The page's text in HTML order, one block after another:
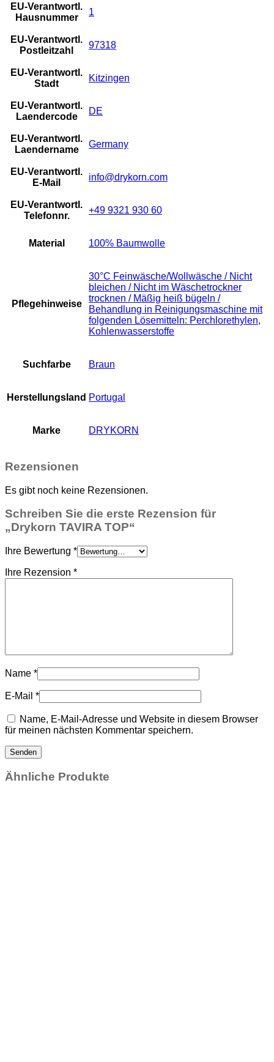
EU-Verantwortl.
Hausnummer
1
EU-Verantwortl.
Postleitzahl
97318
EU-Verantwortl.
Stadt
Kitzingen
EU-Verantwortl.
Laendercode
DE
EU-Verantwortl.
Laendername
Germany
EU-Verantwortl.
E-Mail
info@drykorn.com
EU-Verantwortl.
Telefonnr.
+49 9321 930 60
Material 100% Baumwolle
Pflegehinweise
30°C Feinwäsche/Wollwäsche / Nicht
bleichen / Nicht im Wäschetrockner
trocknen / Mäßig heiß bügeln /
Behandlung in Reinigungsmaschine mit
folgenden Lösemitteln: Perchlorethylen,
Kohlenwasserstoffe
Suchfarbe Braun
Herstellungsland Portugal
Marke DRYKORN
Rezensionen
Es gibt noch keine Rezensionen.
Schreiben Sie die erste Rezension für
„Drykorn TAVIRA TOP“
Ihre Bewertung *
Ihre Rezension *
Name *
E-Mail *
Name, E-Mail-Adresse und Website in diesem Browser
für meinen nächsten Kommentar speichern.
Ähnliche Produkte